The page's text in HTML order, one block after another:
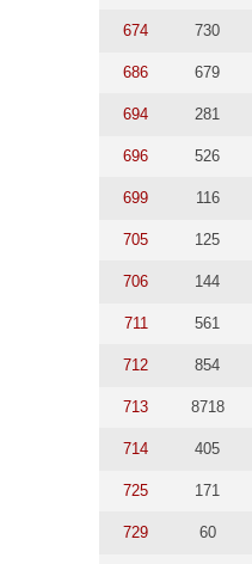
674 730
686 679
694 281
696 526
699 116
705 125
706 144
711 561
712 854
713 8718
714 405
725 171
729 60